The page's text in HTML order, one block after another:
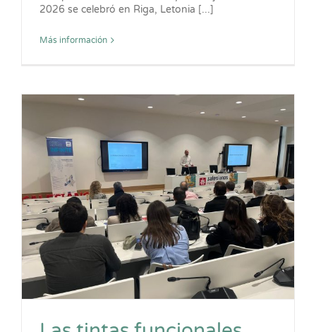
2026 se celebró en Riga, Letonia [...]
Más información